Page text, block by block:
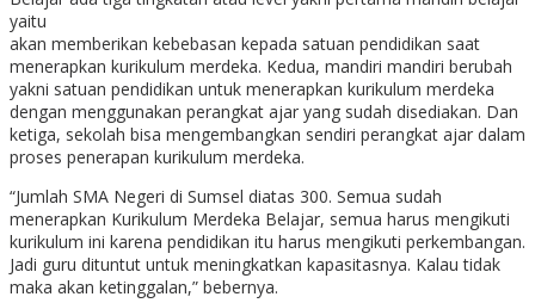
yaitu
akan memberikan kebebasan kepada satuan pendidikan saat
menerapkan kurikulum merdeka. Kedua, mandiri mandiri berubah
yakni satuan pendidikan untuk menerapkan kurikulum merdeka
dengan menggunakan perangkat ajar yang sudah disediakan. Dan
ketiga, sekolah bisa mengembangkan sendiri perangkat ajar dalam
proses penerapan kurikulum merdeka.
“Jumlah SMA Negeri di Sumsel diatas 300. Semua sudah
menerapkan Kurikulum Merdeka Belajar, semua harus mengikuti
kurikulum ini karena pendidikan itu harus mengikuti perkembangan.
Jadi guru dituntut untuk meningkatkan kapasitasnya. Kalau tidak
maka akan ketinggalan,” bebernya.